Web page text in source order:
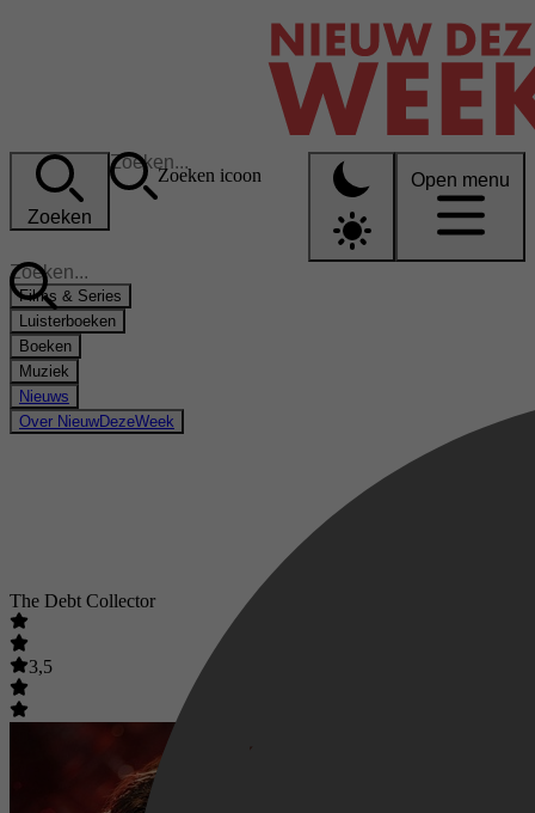
Zoeken
Zoeken icoon Open menu
Films & Series
Luisterboeken
Boeken
Muziek
Nieuws
Over NieuwDezeWeek
The Debt Collector
3,5